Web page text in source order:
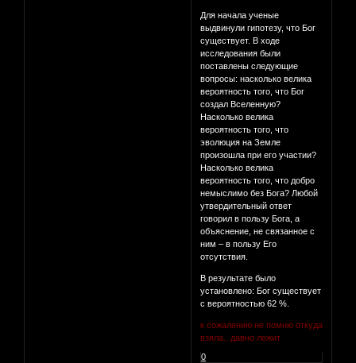
Для начала ученые
выдвинули гипотезу, что Бог
существует. В ходе
исследования были
поставлены следующие
вопросы: насколько велика
вероятность того, что Бог
создал Вселенную?
Насколько велика
вероятность того, что
эволюция на Земле
произошла при его участии?
Насколько велика
вероятность того, что добро
немыслимо без Бога? Любой
утвердительный ответ
говорил в пользу Бога, а
объяснение, не связанное с
ним – в пользу Его
отсутствия.
В результате было
установлено: Бог существует
с вероятностью 62 %.
к сожалению не помню откуда
взяла.. давно лежит
0